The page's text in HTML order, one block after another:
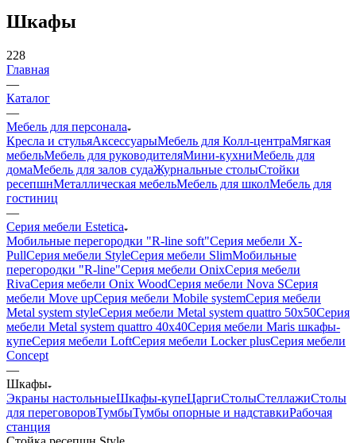
Шкафы
228
Главная
—
Каталог
—
Мебель для персонала
Кресла и стульяАксессуарыМебель для Колл-центраМягкая
мебельМебель для руководителяМини-кухниМебель для
домаМебель для залов судаЖурнальные столыСтойки
ресепшнМеталлическая мебельМебель для школМебель для
гостиниц
—
Серия мебели Estetica
Мобильные перегородки "R-line soft"Серия мебели X-
PullСерия мебели StyleСерия мебели SlimМобильные
перегородки "R-line"Серия мебели OnixСерия мебели
RivaСерия мебели Onix WoodСерия мебели Nova SСерия
мебели Move upСерия мебели Mobile systemСерия мебели
Metal system styleСерия мебели Metal system quattro 50x50Серия
мебели Metal system quattro 40x40Серия мебели Maris шкафы-
купеСерия мебели LoftСерия мебели Locker plusСерия мебели
Concept
—
Шкафы
Экраны настольныеШкафы-купеЦаргиСтолыСтеллажиСтолы
для переговоровТумбыТумбы опорные и надставкиРабочая
станция